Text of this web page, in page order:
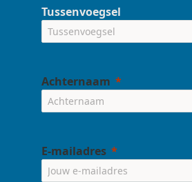
Tussenvoegsel
Achternaam
E-mailadres